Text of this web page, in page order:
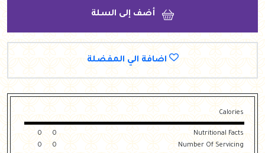
أضف إلى السلة
اضافة الي المفضلة
Calories
Nutritional Facts
0
0
Number Of Servicing
0
0